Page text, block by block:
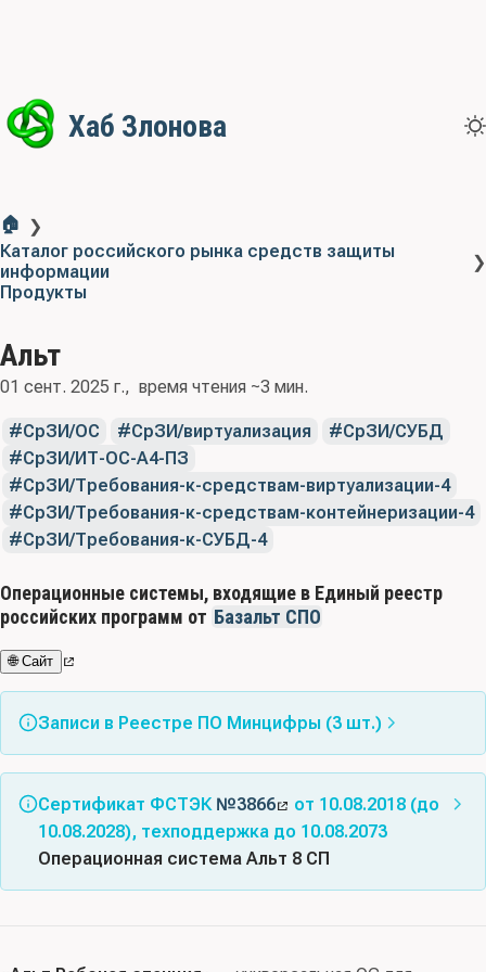
Хаб Злонова
🏠 ❯
Каталог российского рынка средств защиты
информации
❯
Продукты
Альт
01 сент. 2025 г. время чтения ~3 мин.
СрЗИ/ОС СрЗИ/виртуализация
СрЗИ/СУБД
СрЗИ/ИТ-ОС-А4-ПЗ
СрЗИ/Требования-к-средствам-виртуализации-4
СрЗИ/Требования-к-средствам-контейнеризации-4
СрЗИ/Требования-к-СУБД-4
Операционные системы, входящие в Единый реестр
российских программ от Базальт СПО
🌐 Сайт
Записи в Реестре ПО Минцифры (3 шт.)
от 06.09.2016Альт Рабочая станция
Альтернативные названия:Базальт Рабочая
станция; Альт Рабочая станция К; Basealt
Запись в Реестре ПО Минцифры№1541
Альтернативные названия:ALT Server
Сертификат ФСТЭК №3866
от 10.08.2018 (до
10.08.2028), техподдержка до 10.08.2073
Операционная система Альт 8 СП